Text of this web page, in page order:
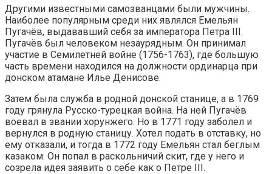
Другими известными самозванцами были мужчины.
Наиболее популярным среди них являлся Емельян
Пугачёв, выдававший себя за императора Петра III.
Пугачёв был человеком незаурядным. Он принимал
участие в Семилетней войне (1756-1763), где большую
часть времени находился на должности ординарца при
донском атамане Илье Денисове.
Затем была служба в родной донской станице, а в 1769
году грянула Русско-турецкая война. На ней Пугачёв
воевал в звании хорунжего. Но в 1771 году заболел и
вернулся в родную станицу. Хотел подать в отставку, но
ему отказали, и тогда в 1772 году Емельян стал беглым
казаком. Он попал в раскольничий скит, где у него и
созрела идея заявить о себе как о Петре III.